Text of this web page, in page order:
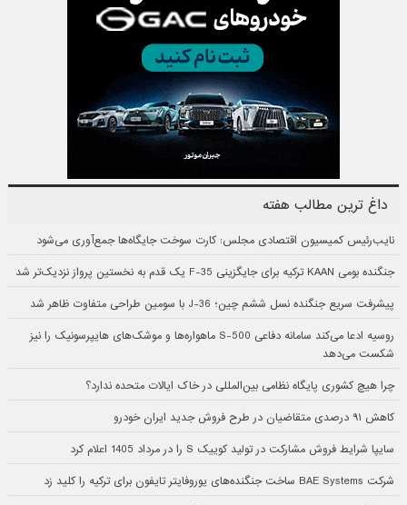
داغ ترین مطالب هفته
نایب‌رئیس کمیسیون اقتصادی مجلس: کارت سوخت جایگاه‌ها جمع‌آوری می‌شود
جنگنده بومی KAAN ترکیه برای جایگزینی F-35 یک قدم به نخستین پرواز نزدیک‌تر شد
پیشرفت سریع جنگنده نسل ششم چین؛ J-36 با سومین طراحی متفاوت ظاهر شد
روسیه ادعا می‌کند سامانه دفاعی S-500 ماهواره‌ها و موشک‌های هایپرسونیک را نیز
شکست می‌دهد
چرا هیچ کشوری پایگاه نظامی بین‌المللی در خاک ایالات متحده ندارد؟
کاهش ۹۱ درصدی متقاضیان در طرح فروش جدید ایران خودرو
سایپا شرایط فروش مشارکت در تولید کوییک S را در مرداد 1405 اعلام کرد
شرکت BAE Systems ساخت جنگنده‌های یوروفایتر تایفون برای ترکیه را کلید زد